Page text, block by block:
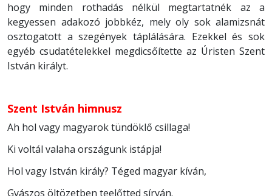
hogy minden rothadás nélkül megtartatnék az a
kegyessen adakozó jobbkéz, mely oly sok alamizsnát
osztogatott a szegények táplálására. Ezekkel és sok
egyéb csudatételekkel megdicsőítette az Úristen Szent
István királyt.
Szent István himnusz
Ah hol vagy magyarok tündöklő csillaga!
Ki voltál valaha országunk istápja!
Hol vagy István király? Téged magyar kíván,
Gyászos öltözetben teelőtted sírván.